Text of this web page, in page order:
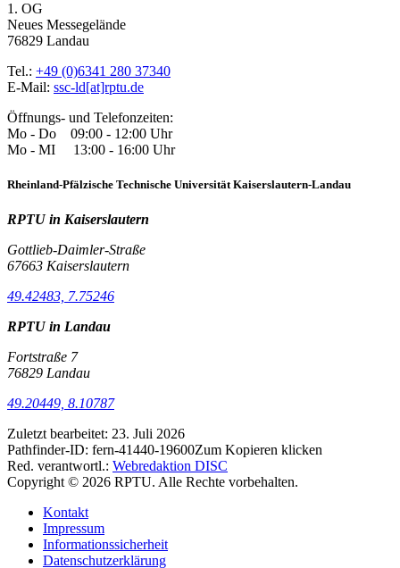
1. OG
Neues Messegelände
76829 Landau
Tel.: +49 (0)6341 280 37340
E-Mail: ssc-ld[at]rptu.de
Öffnungs- und Telefonzeiten:
Mo - Do 09:00 - 12:00 Uhr
Mo - MI 13:00 - 16:00 Uhr
Rheinland-Pfälzische Technische Universität Kaiserslautern-Landau
RPTU in Kaiserslautern
Gottlieb-Daimler-Straße
67663 Kaiserslautern
49.42483, 7.75246
RPTU in Landau
Fortstraße 7
76829 Landau
49.20449, 8.10787
Zuletzt bearbeitet: 23. Juli 2026
Pathfinder-ID: fern-41440-19600Zum Kopieren klicken
Red. verantwortl.: Webredaktion DISC
Copyright © 2026 RPTU. Alle Rechte vorbehalten.
Kontakt
Impressum
Informationssicherheit
Datenschutzerklärung